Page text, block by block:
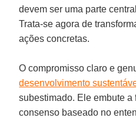
devem ser uma parte
Trata-se agora de
ações concretas.
O compromisso claro e
desenvolvimento
subestimado. Ele embute
consenso baseado no